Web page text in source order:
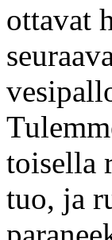
ottavat
toisella
tuo, ja